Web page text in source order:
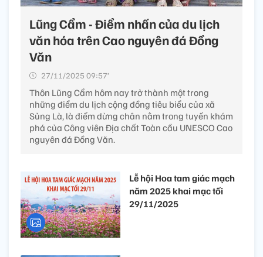
Lũng Cẩm - Điểm nhấn của du lịch
văn hóa trên Cao nguyên đá Đồng
Văn
27/11/2025 09:57’
Thôn Lũng Cẩm hôm nay trở thành một trong
những điểm du lịch cộng đồng tiêu biểu của xã
Sủng Là, là điểm dừng chân nằm trong tuyến khám
phá của Công viên Địa chất Toàn cầu UNESCO Cao
nguyên đá Đồng Văn.
Lễ hội Hoa tam giác mạch
năm 2025 khai mạc tối
29/11/2025